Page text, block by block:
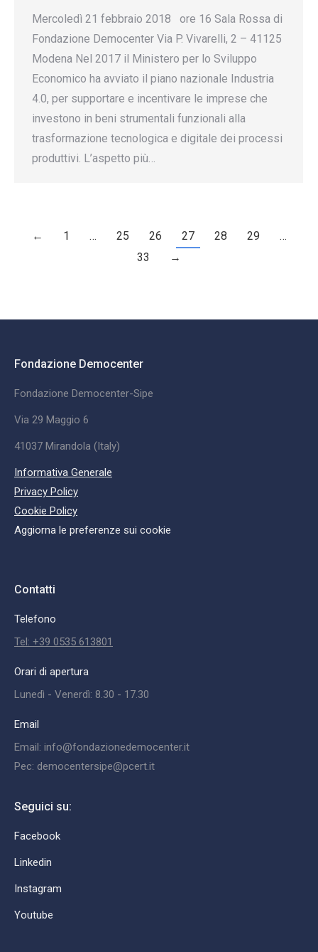
Mercoledì 21 febbraio 2018 ore 16 Sala Rossa di
Fondazione Democenter Via P. Vivarelli, 2 – 41125
Modena Nel 2017 il Ministero per lo Sviluppo
Economico ha avviato il piano nazionale Industria
4.0, per supportare e incentivare le imprese che
investono in beni strumentali funzionali alla
trasformazione tecnologica e digitale dei processi
produttivi. L’aspetto più…
← 1 … 25 26 27 28 29
…
33
→
Fondazione Democenter
Fondazione Democenter-Sipe
Via 29 Maggio 6
41037 Mirandola (Italy)
Informativa Generale
Privacy Policy
Cookie Policy
Aggiorna le preferenze sui cookie
Contatti
Telefono
Tel: +39 0535 613801
Orari di apertura
Lunedì - Venerdì: 8.30 - 17.30
Email
Email: info@fondazionedemocenter.it
Pec: democentersipe@pcert.it
Seguici su:
Facebook
Linkedin
Instagram
Youtube